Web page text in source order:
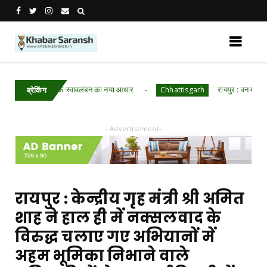
ब्रेकिंग
बनी आर्थिक स्वावलंबन का नया आधार Chhattisgarh रायपुर : वन महोत्सव में
- Advertisement-
रायपुर : केन्द्रीय गृह मंत्री श्री अमित
शाह ने हाल ही में नक्सलवाद के
विरुद्ध चलाए गए अभियानों में
अहम भूमिका निभाने वाले